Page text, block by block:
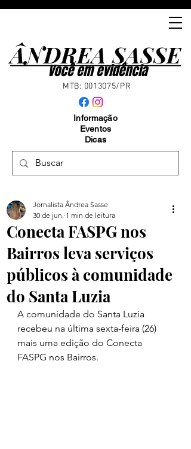
ÂNDREA SASSE
ÂNDREA SASSE
Você em evidência
MTB: 0013075/PR
Informação
Eventos
Dicas
Conecta FASPG nos
Bairros leva serviços
públicos à comunidade
do Santa Luzia
Jornalista Ândrea Sasse
30 de jun. 1 min de leitura
A comunidade do Santa Luzia
recebeu na última sexta-feira (26)
mais uma edição do Conecta
FASPG nos Bairros.